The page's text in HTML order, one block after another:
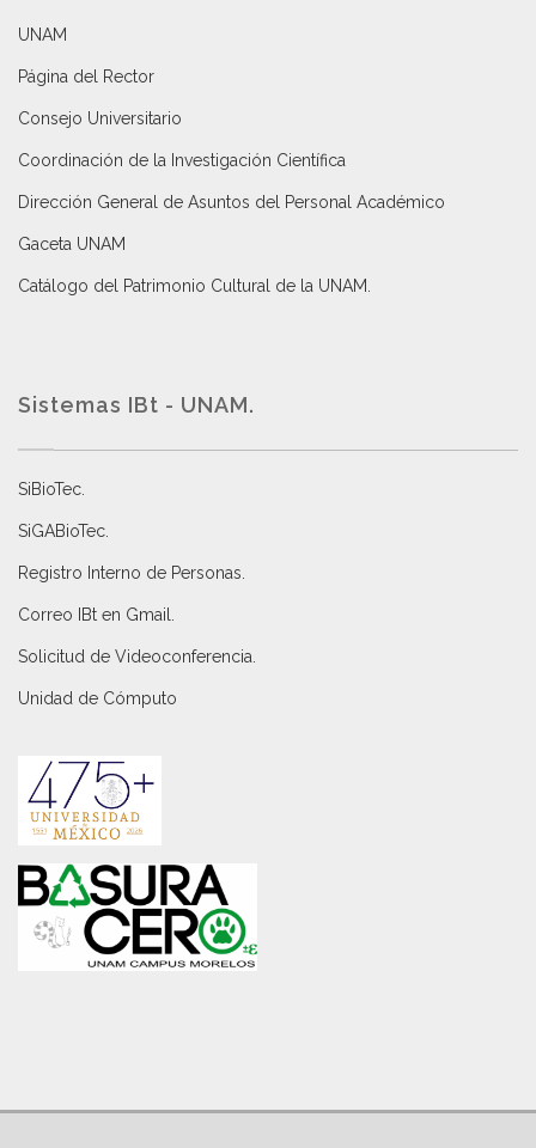
UNAM
Página del Rector
Consejo Universitario
Coordinación de la Investigación Científica
Dirección General de Asuntos del Personal Académico
Gaceta UNAM
Catálogo del Patrimonio Cultural de la UNAM.
Sistemas IBt - UNAM.
SiBioTec.
SiGABioTec.
Registro Interno de Personas.
Correo IBt en Gmail.
Solicitud de Videoconferencia.
Unidad de Cómputo